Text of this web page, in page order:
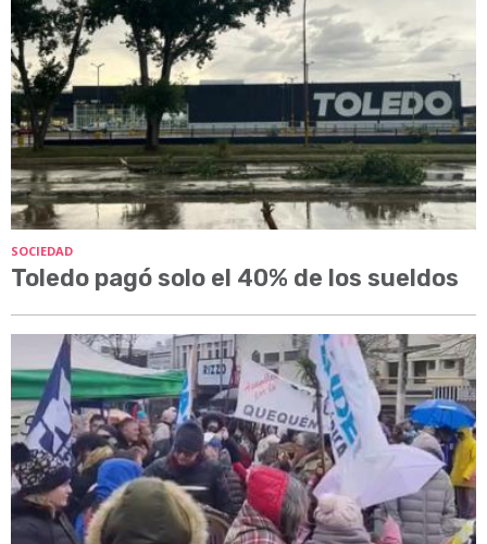
SOCIEDAD
Toledo pagó solo el 40% de los sueldos